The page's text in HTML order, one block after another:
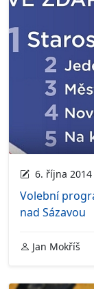
6. října 2014
Volební
nad Sázavou
Jan Mokříš